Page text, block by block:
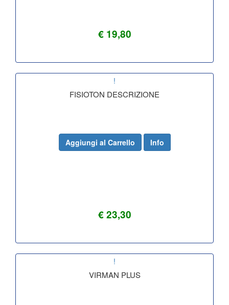
€ 19,80
!
FISIOTON DESCRIZIONE
€ 23,30
Aggiungi al Carrello Info
!
VIRMAN PLUS